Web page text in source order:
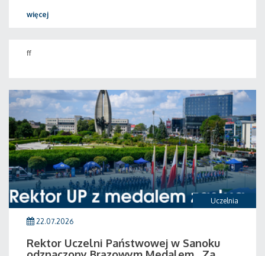
więcej
ff
Uczelnia
22.07.2026
Rektor Uczelni Państwowej w Sanoku